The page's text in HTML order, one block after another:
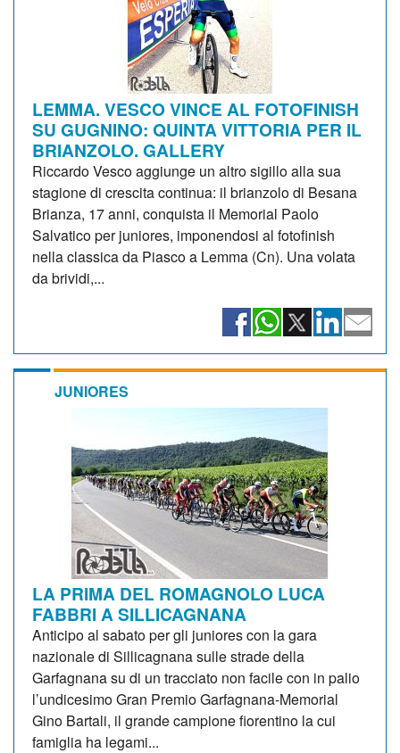
LEMMA. VESCO VINCE AL FOTOFINISH
SU GUGNINO: QUINTA VITTORIA PER IL
BRIANZOLO. GALLERY
Riccardo Vesco aggiunge un altro sigillo alla sua
stagione di crescita continua: il brianzolo di Besana
Brianza, 17 anni, conquista il Memorial Paolo
Salvatico per juniores, imponendosi al fotofinish
nella classica da Piasco a Lemma (Cn). Una volata
da brividi,...
JUNIORES
LA PRIMA DEL ROMAGNOLO LUCA
FABBRI A SILLICAGNANA
Anticipo al sabato per gli juniores con la gara
nazionale di Sillicagnana sulle strade della
Garfagnana su di un tracciato non facile con in palio
l’undicesimo Gran Premio Garfagnana-Memorial
Gino Bartali, il grande campione fiorentino la cui
famiglia ha legami...